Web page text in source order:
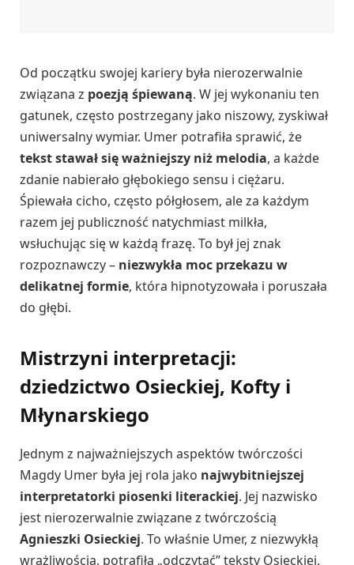
Od początku swojej kariery była nierozerwalnie
związana z poezją śpiewaną. W jej wykonaniu ten
gatunek, często postrzegany jako niszowy, zyskiwał
uniwersalny wymiar. Umer potrafiła sprawić, że
tekst stawał się ważniejszy niż melodia, a każde
zdanie nabierało głębokiego sensu i ciężaru.
Śpiewała cicho, często półgłosem, ale za każdym
razem jej publiczność natychmiast milkła,
wsłuchując się w każdą frazę. To był jej znak
rozpoznawczy – niezwykła moc przekazu w
delikatnej formie, która hipnotyzowała i poruszała
do głębi.
Mistrzyni interpretacji:
dziedzictwo Osieckiej, Kofty i
Młynarskiego
Jednym z najważniejszych aspektów twórczości
Magdy Umer była jej rola jako najwybitniejszej
interpretatorki piosenki literackiej. Jej nazwisko
jest nierozerwalnie związane z twórczością
Agnieszki Osieckiej. To właśnie Umer, z niezwykłą
wrażliwością, potrafiła „odczytać” teksty Osieckiej,